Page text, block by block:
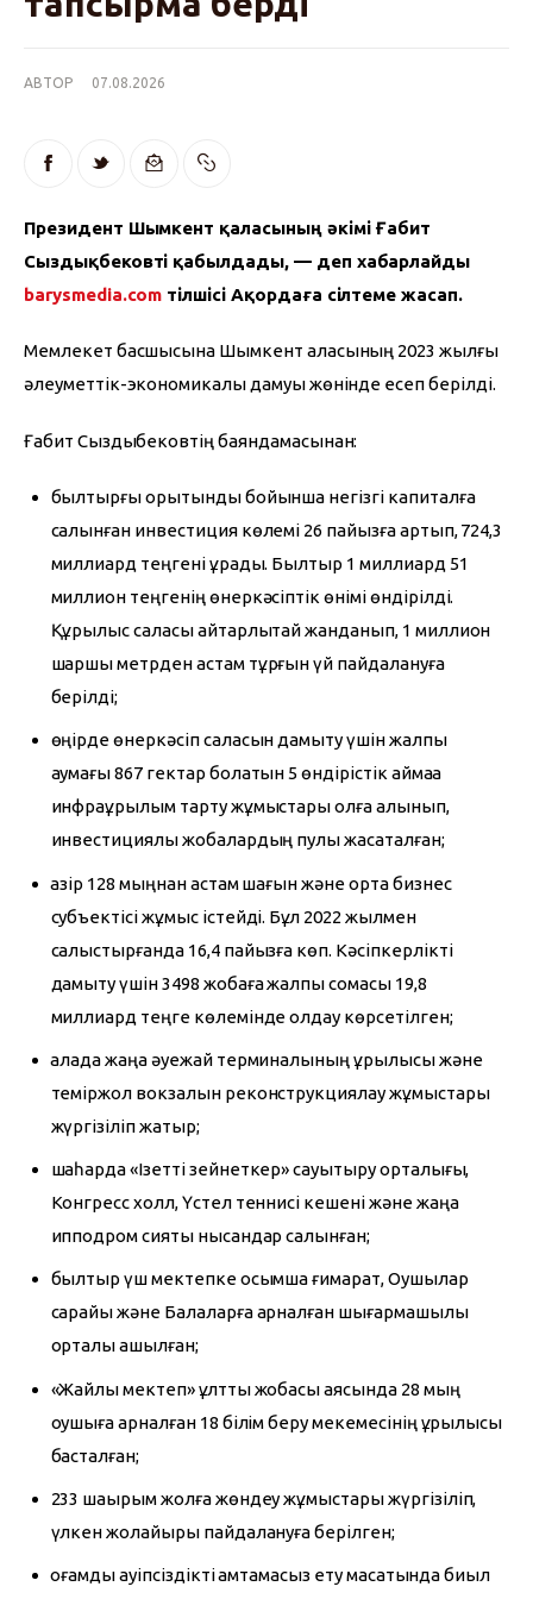
АВТОР 07.08.2026
Президент Шымкент қаласының әкімі Ғабит
Сыздықбековті қабылдады, — деп хабарлайды
barysmedia.com тілшісі Ақордаға сілтеме жасап.
Мемлекет басшысына Шымкент қаласының 2023 жылғы
әлеуметтік-экономикалық дамуы жөнінде есеп берілді.
Ғабит Сыздықбековтің баяндамасынан:
былтырғы қорытынды бойынша негізгі капиталға
салынған инвестиция көлемі 26 пайызға артып, 724,3
миллиард теңгені құрады. Былтыр 1 миллиард 51
миллион теңгенің өнеркәсіптік өнімі өндірілді.
Құрылыс саласы айтарлықтай жанданып, 1 миллион
шаршы метрден астам тұрғын үй пайдалануға
берілді;
өңірде өнеркәсіп саласын дамыту үшін жалпы
аумағы 867 гектар болатын 5 өндірістік аймаққа
инфрақұрылым тарту жұмыстары қолға алынып,
инвестициялық жобалардың пулы жасақталған;
қазір 128 мыңнан астам шағын және орта бизнес
субъектісі жұмыс істейді. Бұл 2022 жылмен
салыстырғанда 16,4 пайызға көп. Кәсіпкерлікті
дамыту үшін 3498 жобаға жалпы сомасы 19,8
миллиард теңге көлемінде қолдау көрсетілген;
қалада жаңа әуежай терминалының құрылысы және
теміржол вокзалын реконструкциялау жұмыстары
жүргізіліп жатыр;
шаһарда «Ізетті зейнеткер» сауықтыру орталығы,
Конгресс холл, Үстел теннисі кешені және жаңа
ипподром сияқты нысандар салынған;
былтыр үш мектепке қосымша ғимарат, Оқушылар
сарайы және Балаларға арналған шығармашылық
орталық ашылған;
«Жайлы мектеп» ұлттық жобасы аясында 28 мың
оқушыға арналған 18 білім беру мекемесінің құрылысы
басталған;
233 шақырым жолға жөндеу жұмыстары жүргізіліп,
үлкен жолайырық пайдалануға берілген;
қоғамдық қауіпсіздікті қамтамасыз ету мақсатында биыл